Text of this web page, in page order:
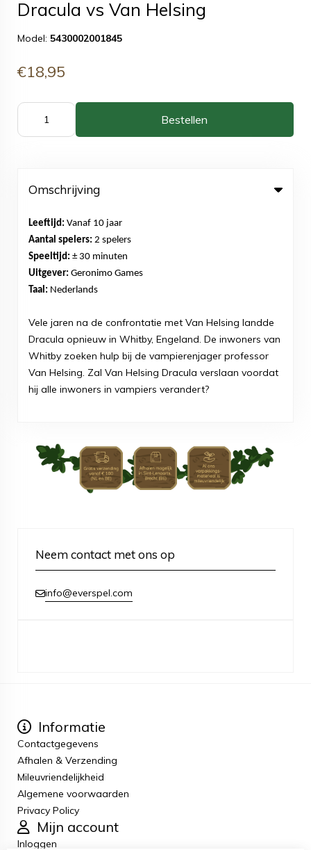
Dracula vs Van Helsing
Model: 5430002001845
€18,95
Bestellen
Omschrijving
Leeftijd: Vanaf 10 jaar
Aantal spelers: 2 spelers
Speeltijd: ± 30 minuten
Uitgever: Geronimo Games
Taal: Nederlands
Vele jaren na de confrontatie met Van Helsing landde
Dracula opnieuw in Whitby, Engeland. De inwoners van
Whitby zoeken hulp bij de vampierenjager professor
Van Helsing. Zal Van Helsing Dracula verslaan voordat
hij alle inwoners in vampiers verandert?
Neem contact met ons op
info@everspel.com
Informatie
Contactgegevens
Afhalen & Verzending
Mileuvriendelijkheid
Algemene voorwaarden
Privacy Policy
Mijn account
Inloggen